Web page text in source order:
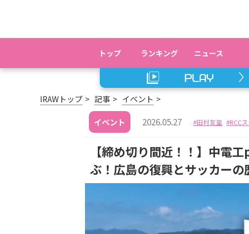
トップ ランキング ニュース
IRAWトップ 記事
イベント
イベント
2026.05.27 田村友里 RCC
【締め切り間近！！】中電
ぶ！広島の復興とサッカーの